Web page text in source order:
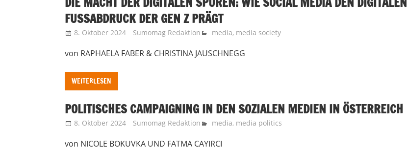
FUSSABDRUCK DER GEN Z PRÄGT
8. Oktober 2024 Sumomag Redaktion media, media society
von RAPHAELA FABER & CHRISTINA JAUSCHNEGG
WEITERLESEN
POLITISCHES CAMPAIGNING IN DEN SOZIALEN MEDIEN IN ÖSTERREICH
8. Oktober 2024 Sumomag Redaktion media, media politics
von NICOLE BOKUVKA UND FATMA CAYIRCI